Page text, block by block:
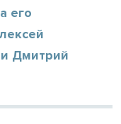
его
Дмитрий